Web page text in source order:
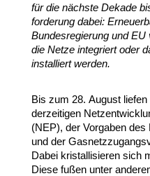
für die nächste Dekade
for­derung dabei:
Bundes­re­gierung undEU
die Netze inte­griert oder
instal­liert werden.
Bis zum 28. August
derzei­tigen
(NEP), der Vorgaben
und der
Dabei kris­tal­li­sieren sich
Diese fußen unter